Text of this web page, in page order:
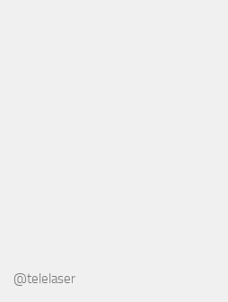
@telelaser